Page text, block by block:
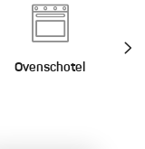
Ovenschotel